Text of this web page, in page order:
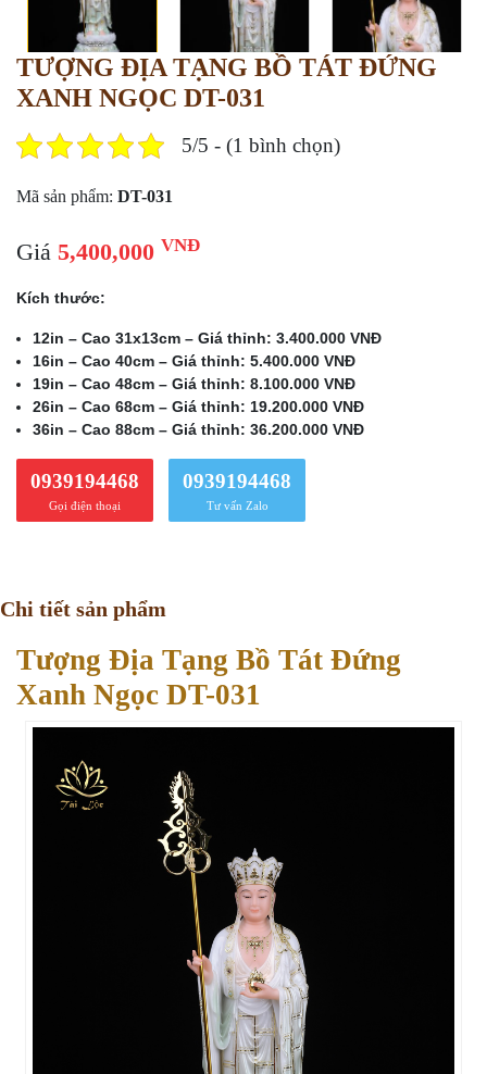
TƯỢNG ĐỊA TẠNG BỒ TÁT ĐỨNG
XANH NGỌC DT-031
5/5 - (1 bình chọn)
Mã sản phẩm: DT-031
Giá 5,400,000 VNĐ
Kích thước:
12in – Cao 31x13cm – Giá thỉnh: 3.400.000 VNĐ
16in – Cao 40cm – Giá thỉnh: 5.400.000 VNĐ
19in – Cao 48cm – Giá thỉnh: 8.100.000 VNĐ
26in – Cao 68cm – Giá thỉnh: 19.200.000 VNĐ
36in – Cao 88cm – Giá thỉnh: 36.200.000 VNĐ
0939194468
Gọi điện thoại
0939194468
Tư vấn Zalo
Chi tiết sản phẩm
Tượng Địa Tạng Bồ Tát Đứng
Xanh Ngọc DT-031